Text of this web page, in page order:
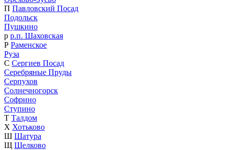
П Павловский Посад
Подольск
Пушкино
р р.п. Шаховская
Р Раменское
Руза
С Сергиев Посад
Серебряные Пруды
Серпухов
Солнечногорск
Софрино
Ступино
Т Талдом
Х Хотьково
Ш Шатура
Щ Щелково